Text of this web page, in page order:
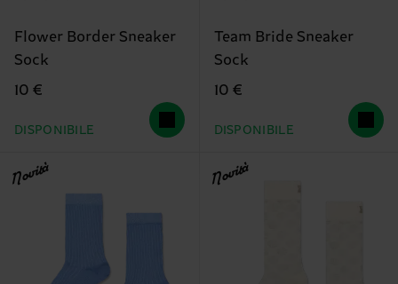
Flower Border Sneaker
Sock
10 €
DISPONIBILE
Team Bride Sneaker
Sock
10 €
DISPONIBILE
Novità Novità